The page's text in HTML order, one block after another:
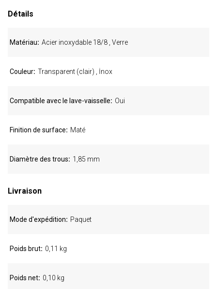
Détails
Matériau Acier inoxydable 18/8 , Verre
Couleur Transparent (clair) , İnox
Compatible avec le lave-vaisselle Oui
Finition de surface Maté
Diamètre des trous 1,85 mm
Livraison
Mode d'expédition Paquet
Poids brut 0,11 kg
Poids net 0,10 kg